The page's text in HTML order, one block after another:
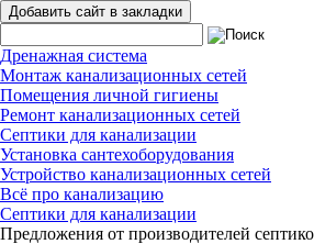
Добавить сайт в закладки
Дренажная система
Монтаж канализационных сетей
Помещения личной гигиены
Ремонт канализационных сетей
Септики для канализации
Установка сантехоборудования
Устройство канализационных сетей
Всё про канализацию
Септики для канализации
Предложения от производителей